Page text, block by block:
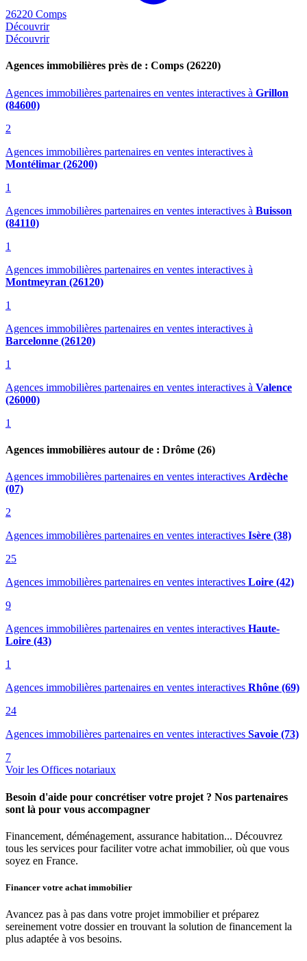
26220 Comps
Découvrir
Découvrir
Agences immobilières près de : Comps (26220)
Agences immobilières partenaires en ventes interactives à Grillon
(84600)
2
Agences immobilières partenaires en ventes interactives à
Montélimar (26200)
1
Agences immobilières partenaires en ventes interactives à Buisson
(84110)
1
Agences immobilières partenaires en ventes interactives à
Montmeyran (26120)
1
Agences immobilières partenaires en ventes interactives à
Barcelonne (26120)
1
Agences immobilières partenaires en ventes interactives à Valence
(26000)
1
Agences immobilières autour de : Drôme (26)
Agences immobilières partenaires en ventes interactives Ardèche
(07)
2
Agences immobilières partenaires en ventes interactives Isère (38)
25
Agences immobilières partenaires en ventes interactives Loire (42)
9
Agences immobilières partenaires en ventes interactives Haute-
Loire (43)
1
Agences immobilières partenaires en ventes interactives Rhône (69)
24
Agences immobilières partenaires en ventes interactives Savoie (73)
7
Voir les Offices notariaux
Besoin d'aide pour concrétiser votre projet ? Nos partenaires
sont là pour vous accompagner
Financement, déménagement, assurance habitation... Découvrez
tous les services pour faciliter votre achat immobilier, où que vous
soyez en France.
Financer votre achat immobilier
Avancez pas à pas dans votre projet immobilier et préparez
sereinement votre dossier en trouvant la solution de financement la
plus adaptée à vos besoins.